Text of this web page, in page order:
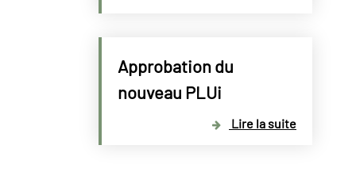
Approbation du
nouveau PLUi
Lire la suite